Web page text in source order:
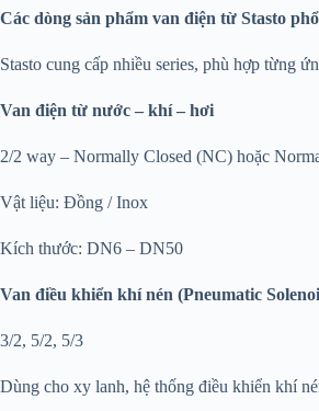
Các dòng sản phẩm van điện từ Stasto
Stasto cung cấp nhiều series, phù hợp từng
Van điện từ nước – khí – hơi
2/2 way – Normally Closed (NC) hoặc
Vật liệu: Đồng / Inox
Kích thước: DN6 – DN50
Van điều khiển khí nén (Pneumatic
3/2, 5/2, 5/3
Dùng cho xy lanh, hệ thống điều khiển khí